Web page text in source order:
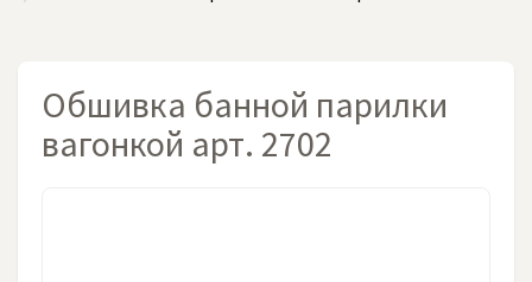
Обшивка банной парилки
вагонкой арт. 2702